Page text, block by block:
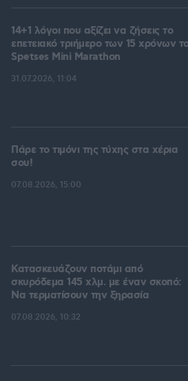
14+1 λόγοι που αξίζει να ζήσεις το
επετειακό τριήμερο των 15 χρόνων
Spetses Mini Marathon
31.07.2026, 11:04
Πάρε το τιμόνι της τύχης στα χέρια
σου!
07.08.2026, 15:00
Κατασκευάζουν ποτάμι από
σκυρόδεμα 145 χλμ. με έναν σκοπό:
Να τερματίσουν την ξηρασία
07.08.2026, 10:32